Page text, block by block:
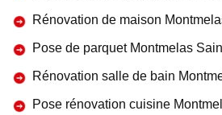
Rénovation de maison
Pose de parquet Montmelas
Rénovation salle de bain
Pose rénovation cuisine